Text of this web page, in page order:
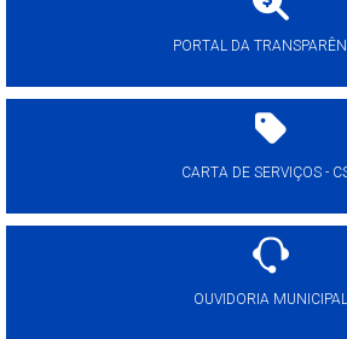
PORTAL DA
CARTA DE SERVIÇOS -
OUVIDORIA MUNICIPAL